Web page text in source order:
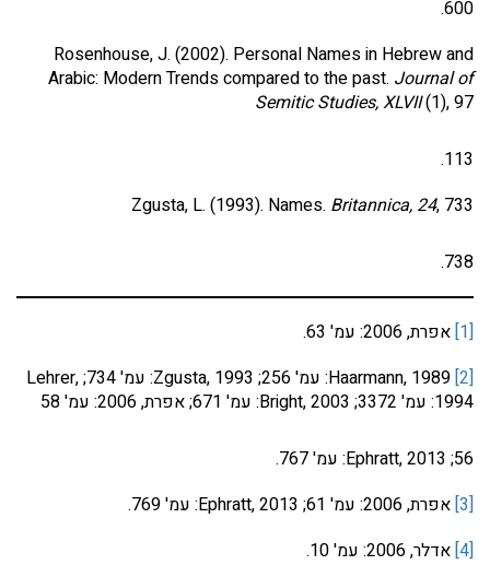
600.
Rosenhouse, J. (2002). Personal Names in Hebrew and
Arabic: Modern Trends compared to the past. Journal of
Semitic Studies, XLVII(1), 97
113.
Zgusta, L. (1993). Names. Britannica, 24, 733
738.
[1]
אפרת, 2006: עמ' 63.
[2]
Haarmann, 1989: עמ' 256; Zgusta, 1993: עמ' 734; Lehrer,
1994: עמ' 3372; Bright, 2003: עמ' 671; אפרת, 2006: עמ' 58
56; Ephratt, 2013: עמ' 767.
[3]
אפרת, 2006: עמ' 61; Ephratt, 2013: עמ' 769.
[4]
אדלר, 2006: עמ' 10.